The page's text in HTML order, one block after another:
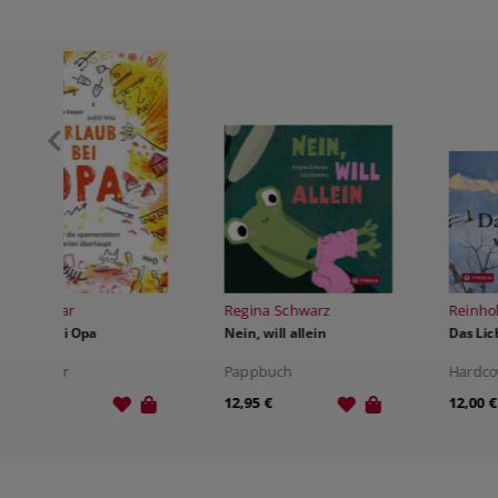
Nein, will allein
12,95 €
Reinhold Stecher
Das Licht wird siegen
12,00 €